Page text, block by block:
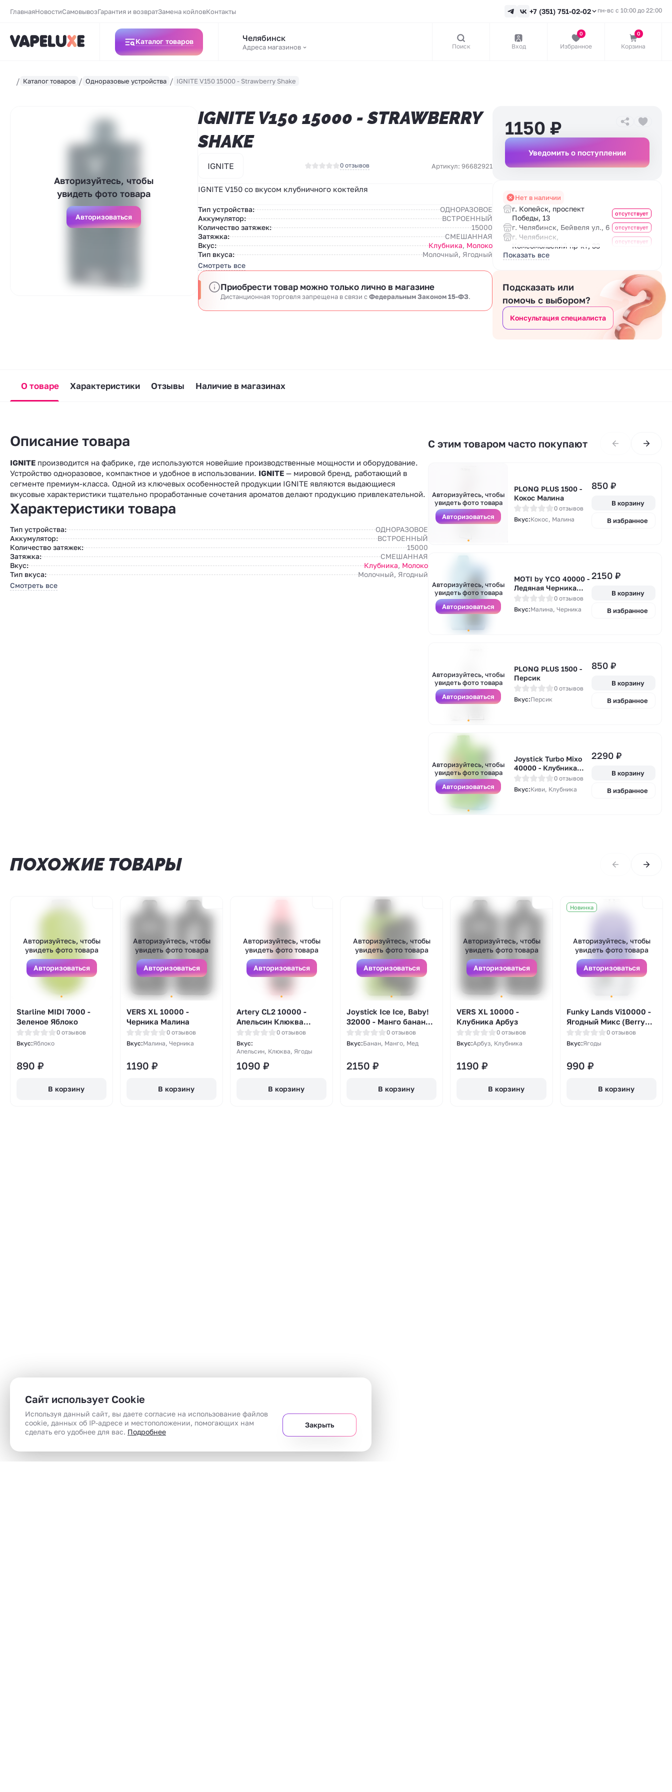
ГлавнаяНовостиСамовывозГарантия и возвратЗамена койловКонтакты +7 (351) 751-02-02 пн-вс с 10:00 до 22:00
Каталог товаров Челябинск
Адреса магазинов Поиск Вход
0
Избранное
0
Корзина
Каталог товаров Одноразовые устройства IGNITE V150 15000 - Strawberry Shake
Авторизуйтесь, чтобы
увидеть фото товара
Авторизоваться
IGNITE V150 15000 - STRAWBERRY
SHAKE
IGNITE 0 отзывов Артикул: 96682921
IGNITE V150 со вкусом клубничного коктейля
Тип устройства:
ОДНОРАЗОВОЕ
Аккумулятор:
ВСТРОЕННЫЙ
Количество затяжек:
15000
Затяжка:
СМЕШАННАЯ
Вкус:
Клубника, Молоко
Тип вкуса:
Молочный, Ягодный
Смотреть все
Приобрести товар можно только лично в магазине
Дистанционная торговля запрещена в связи cФедеральным Законом 15-ФЗ.
1150 ₽
Уведомить о поступлении
Нет в наличии
г. Копейск, проспект
Победы, 13
отсутствует
г. Челябинск, Бейвеля ул., 6 отсутствует
г. Челябинск,
Комсомольский пр-кт, 33
отсутствует
Показать все
Подсказать или
помочь с выбором?
Консультация специалиста
О товаре Характеристики Отзывы Наличие в магазинах
Описание товара
IGNITE производится на фабрике, где используются новейшие производственные мощности и оборудование.
Устройство одноразовое, компактное и удобное в использовании. IGNITE — мировой бренд, работающий в
сегменте премиум-класса. Одной из ключевых особенностей продукции IGNITE являются выдающиеся
вкусовые характеристики тщательно проработанные сочетания ароматов делают продукцию привлекательной.
Характеристики товара
Тип устройства:
ОДНОРАЗОВОЕ
Аккумулятор:
ВСТРОЕННЫЙ
Количество затяжек:
15000
Затяжка:
СМЕШАННАЯ
Вкус:
Клубника, Молоко
Тип вкуса:
Молочный, Ягодный
Смотреть все
С этим товаром часто покупают
Авторизуйтесь, чтобы
увидеть фото товара
Авторизоваться
PLONQ PLUS 1500 -
Кокос Малина
0 отзывов
Вкус:Кокос, Малина
850 ₽
В корзину
В избранное
Авторизуйтесь, чтобы
увидеть фото товара
Авторизоваться
MOTI by YCO 40000 -
Ледяная Черника
Малина
0 отзывов
Вкус:Малина, Черника
2150 ₽
В корзину
В избранное
Авторизуйтесь, чтобы
увидеть фото товара
Авторизоваться
PLONQ PLUS 1500 -
Персик
0 отзывов
Вкус:Персик
850 ₽
В корзину
В избранное
Авторизуйтесь, чтобы
увидеть фото товара
Авторизоваться
Joystick Turbo Mixo
40000 - Клубника
киви со льдом0 отзывов
Вкус:Киви, Клубника
2290 ₽
В корзину
В избранное
ПОХОЖИЕ ТОВАРЫ
Авторизуйтесь, чтобы
увидеть фото товара
Авторизоваться
Starline MIDI 7000 -
Зеленое Яблоко
0 отзывов
Вкус:Яблоко
890 ₽
В корзину
Авторизуйтесь, чтобы
увидеть фото товара
Авторизоваться
VERS XL 10000 -
Черника Малина
0 отзывов
Вкус:Малина, Черника
1190 ₽
В корзину
Авторизуйтесь, чтобы
увидеть фото товара
Авторизоваться
Artery CL2 10000 -
Апельсин Клюква
Ягоды
0 отзывов
Вкус:
Апельсин, Клюква, Ягоды
1090 ₽
В корзину
Авторизуйтесь, чтобы
увидеть фото товара
Авторизоваться
Joystick Ice Ice, Baby!
32000 - Манго банан
мед
0 отзывов
Вкус:Банан, Манго, Мед
2150 ₽
В корзину
Авторизуйтесь, чтобы
увидеть фото товара
Авторизоваться
VERS XL 10000 -
Клубника Арбуз
0 отзывов
Вкус:Арбуз, Клубника
1190 ₽
В корзину
Новинка
Авторизуйтесь, чтобы
увидеть фото товара
Авторизоваться
Funky Lands Vi10000 -
Ягодный Микс (Berry
Mix)
0 отзывов
Вкус:Ягоды
990 ₽
В корзину
Сайт использует Cookie
Используя данный сайт, вы даете согласие на использование файлов
cookie, данных об IP-адресе и местоположении, помогающих нам
сделать его удобнее для вас. Подробнее
Закрыть